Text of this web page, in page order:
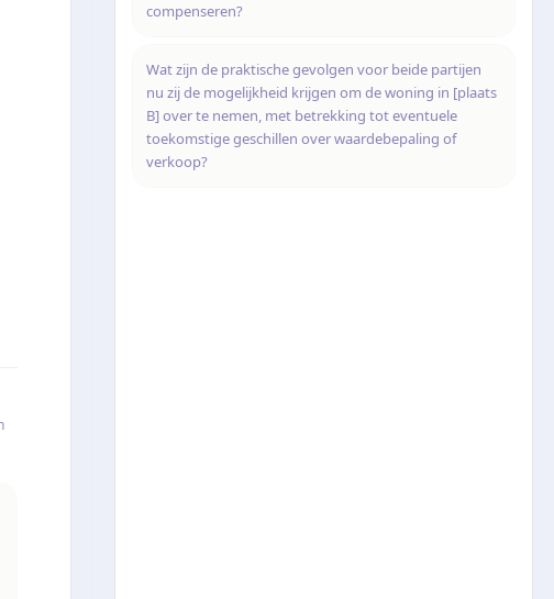
compenseren?
Wat zijn de praktische gevolgen voor beide partijen
nu zij de mogelijkheid krijgen om de woning in [plaats
B] over te nemen, met betrekking tot eventuele
toekomstige geschillen over waardebepaling of
verkoop?